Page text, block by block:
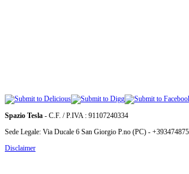
Spazio Tesla - C.F. / P.IVA : 91107240334
Sede Legale: Via Ducale 6 San Giorgio P.no (PC) -
Disclaimer